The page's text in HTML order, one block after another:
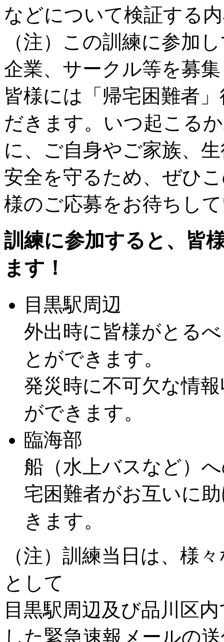
などについて検証する
（注）この訓練に参加
企業、サークル等を募
皆様には「帰宅困難者
だきます。いつ起こる
に、ご自身やご家族、
安全を守るため、ぜひ
様のご応募をお待ちし
訓練に参加すると、皆
ます！
目黒駅周辺
外出時に皆様がとる
とができます。
発災時に不可欠な情
ができます。
臨海部
船（水上バスなど）
宅困難者がお互いに
きます。
（注）訓練当日は、様
として
目黒駅周辺及び品川区
した緊急速報メールの